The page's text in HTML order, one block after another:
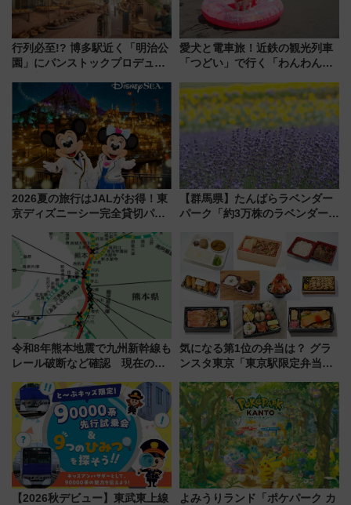
行列必至!? 博多駅近く「明治公
園」にパンストックプロデュー
オープン 秋からはビストロ営業
も！
愛犬と電車旅！近鉄の観光列車
「つどい」で行く「わんわん列
める日帰りツアー
2026夏の旅行はJALがお得！東
京ディズニーシー完全貸切パー
ーン始まる 条件は「夏の国内
線に2回搭乗」
【群馬県】たんばらラベンダー
パーク「約3万株のラベンダー」
で都心から約1時間半で夏の絶景
令和8年熊本地震で九州新幹線も
レール破断など確認 現在の運
響
気になる第1位の弁当は？ グラ
ンスタ東京「東京駅限定弁当
【2026秋デビュー】東武東上線
よみうりランド「ポケパーク カ